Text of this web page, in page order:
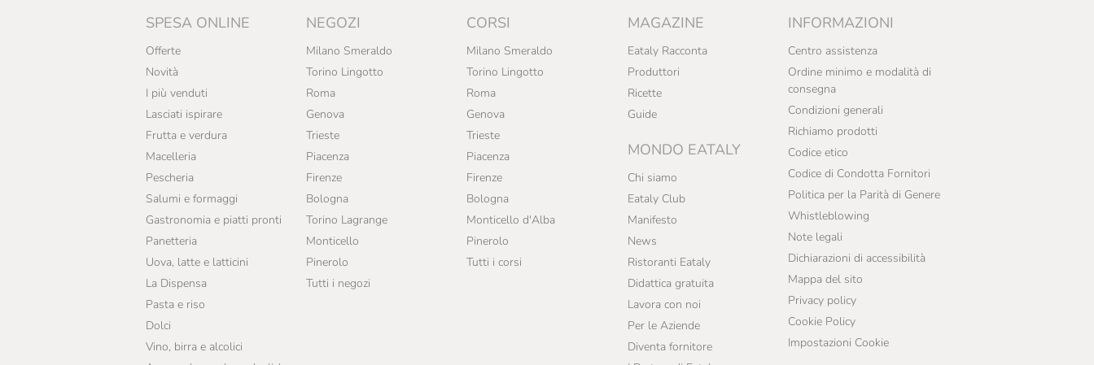
SPESA ONLINE
Offerte
Novità
I più venduti
Lasciati ispirare
Frutta e verdura
Macelleria
Pescheria
Salumi e formaggi
Gastronomia e piatti pronti
Panetteria
Uova, latte e latticini
La Dispensa
Pasta e riso
Dolci
Vino, birra e alcolici
NEGOZI
Milano Smeraldo
Torino Lingotto
Roma
Genova
Trieste
Piacenza
Firenze
Bologna
Torino Lagrange
Monticello
Pinerolo
Tutti i negozi
CORSI
Milano Smeraldo
Torino Lingotto
Roma
Genova
Trieste
Piacenza
Firenze
Bologna
Monticello d'Alba
Pinerolo
Tutti i corsi
MAGAZINE
Eataly Racconta
Produttori
Ricette
Guide
MONDO EATALY
Chi siamo
Eataly Club
Manifesto
News
Ristoranti Eataly
Didattica gratuita
Lavora con noi
Per le Aziende
Diventa fornitore
INFORMAZIONI
Centro assistenza
Ordine minimo e modalità di
consegna
Condizioni generali
Richiamo prodotti
Codice etico
Codice di Condotta Fornitori
Politica per la Parità di Genere
Whistleblowing
Note legali
Dichiarazioni di accessibilità
Mappa del sito
Privacy policy
Cookie Policy
Impostazioni Cookie